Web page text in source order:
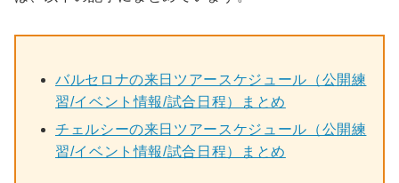
バルセロナの来日ツアースケジュール（公開練
習/イベント情報/試合日程）まとめ
チェルシーの来日ツアースケジュール（公開練
習/イベント情報/試合日程）まとめ